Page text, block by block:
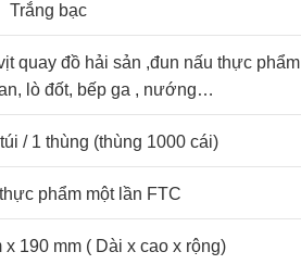
Trắng bạc
quay đồ hải sản ,đun nấu thực phẩm
lò đốt, bếp ga , nướng…
/ 1 thùng (thùng 1000 cái)
phẩm một lần FTC
x 190 mm ( Dài x cao x rộng)